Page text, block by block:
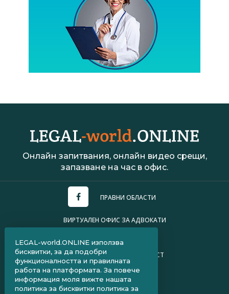
Онлайн запитвания, онлайн видео срещи,
запазване на час в офис.
ПРАВНИ ОБЛАСТИ
ВИРТУАЛЕН ОФИС ЗА АДВОКАТИ
ПОЛИТИКА ЗА ПОВЕРИТЕЛНОСТ
ЧЗВ ЗА КЛИЕНТИ
ЧЗВ ЗА АДВОКАТИ
LEGAL-world.ONLINE използва
бисквитки, за да подобри
функционалността и правилната
работа на платформата. За повече
информация моля вижте нашата
политика за бисквитки политика за